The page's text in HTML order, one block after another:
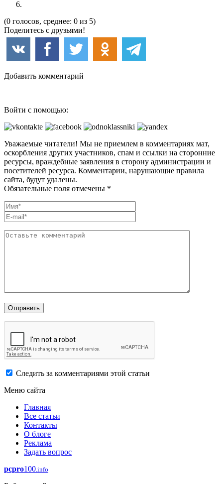
(0 голосов, среднее: 0 из 5)
Поделитесь с друзьями!
Добавить комментарий
Войти с помощью:
Уважаемые читатели! Мы не приемлем в комментариях мат,
оскорбления других участников, спам и ссылки на сторонние
ресурсы, враждебные заявления в сторону администрации и
посетителей ресурса. Комментарии, нарушающие правила
сайта, будут удалены.
Обязательные поля отмечены *
Следить за комментариями этой статьи
Меню сайта
Главная
Все статьи
Контакты
О блоге
Реклама
Задать вопрос
pcpro100.info